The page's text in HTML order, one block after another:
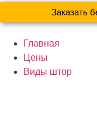
Заказать
Главная
Цены
Виды штор